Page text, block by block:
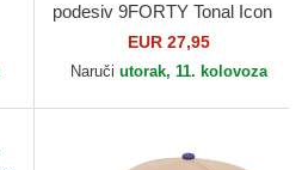
podesiv 9FORTY Tonal Icon
Los Angeles Dodgers MLB
New Era
EUR 27,95
Naruči utorak, 11. kolovoza